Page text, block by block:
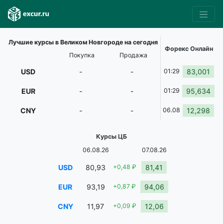
Лучшие курсы в Великом Новгороде на сегодня
Форекс Онлайн
Покупка
Продажа
USD - - 01:29 83,001
EUR - - 01:29 95,634
CNY - - 06.08 12,298
Курсы ЦБ
06.08.26
07.08.26
USD 80,93 +0,48 ₽ 81,41
EUR 93,19 +0,87 ₽ 94,06
CNY 11,97 +0,09 ₽ 12,06